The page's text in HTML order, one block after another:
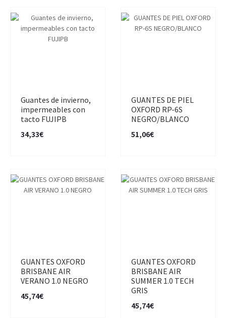
Guantes de invierno,
impermeables con
tacto FUJIPB
34,33€
GUANTES DE PIEL
OXFORD RP-6S
NEGRO/BLANCO
51,06€
GUANTES OXFORD
BRISBANE AIR
VERANO 1.0 NEGRO
45,74€
GUANTES OXFORD
BRISBANE AIR
SUMMER 1.0 TECH
GRIS
45,74€